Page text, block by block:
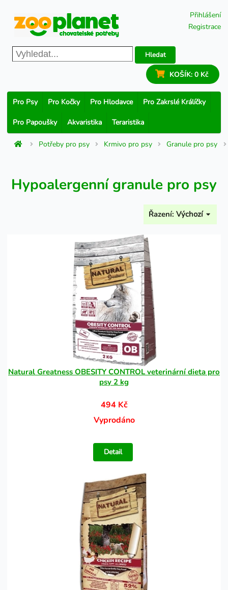
Přihlášení
Registrace
Hledat
KOŠÍK: 0 Kč
Pro Psy Pro Kočky Pro Hlodavce Pro Zakrslé Králíčky
Pro Papoušky Akvaristika Teraristika
Potřeby pro psy Krmivo pro psy Granule pro psy
Hypoalergenní granule pro psy
Řazení: Výchozí
Natural Greatness OBESITY CONTROL veterinární dieta pro
psy 2 kg
494 Kč
Vyprodáno
Detail